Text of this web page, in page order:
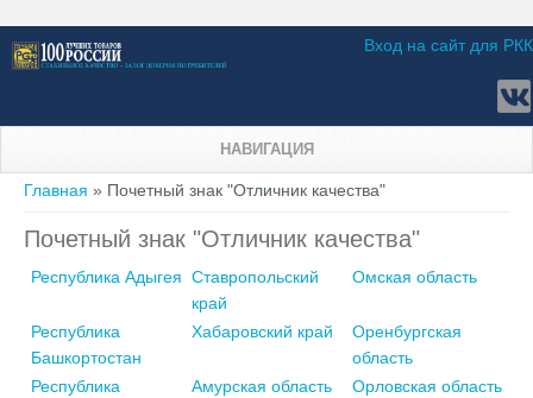
Вход на сайт для РКК
НАВИГАЦИЯ
Вы здесь
Главная » Почетный знак "Отличник качества"
Почетный знак "Отличник качества"
Республика Адыгея Ставропольский
край
Омская область
Республика
Башкортостан
Хабаровский край
Оренбургская
область
Республика
Амурская область Орловская область